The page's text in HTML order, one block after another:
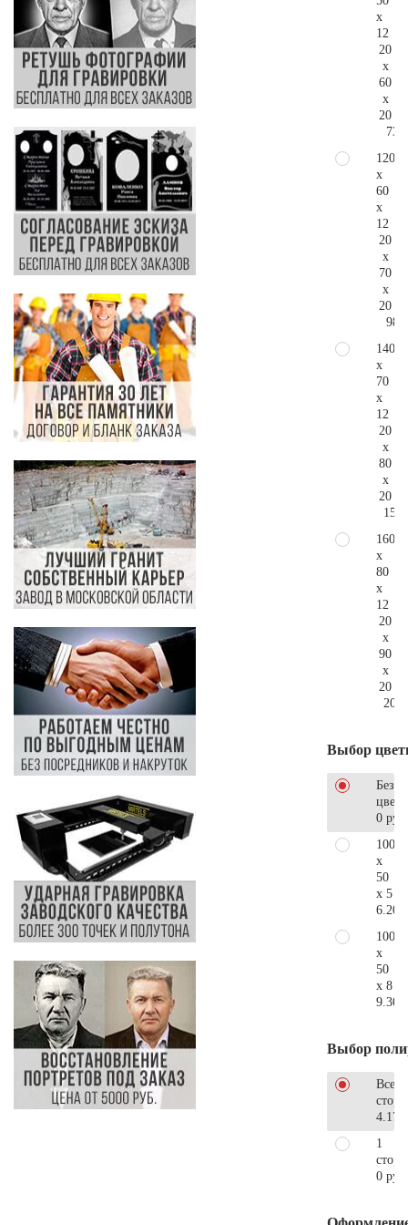
x
12
20
x
60
x
20
120
x
60
x
12
20
x
70
x
20
140
x
70
x
12
20
x
80
x
20
160
x
80
x
12
20
x
90
x
20
Выбор
Без
0 руб.
100
x
50
x 5
100
x
50
x 8
Выбор
Все
1
0 руб.